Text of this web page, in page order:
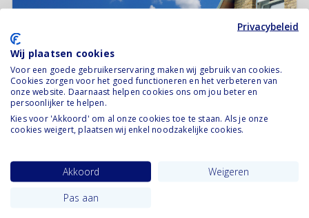
Wonen Hypotheek bij scheiding
Het regelen van een nieuwe
koopwoning tijdens scheiding: kan
dat?
12 februari 2021
Aan het regelen van een nieuwe koopwoning tijdens de
scheiding zitten haken en ogen. Als je getrouwd bent in
Privacybeleid
Wij plaatsen cookies
Voor een goede gebruikerservaring maken wij gebruik van cookies.
Cookies zorgen voor het goed functioneren en het verbeteren van
onze website. Daarnaast helpen cookies ons om jou beter en
persoonlijker te helpen.
Kies voor 'Akkoord' om al onze cookies toe te staan. Als je onze
cookies weigert, plaatsen wij enkel noodzakelijke cookies.
Akkoord
Weigeren
Pas aan